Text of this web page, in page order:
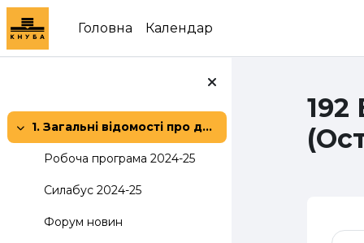
Перейти до головного вмісту
Головна
Календар
Згорнути
1. Загальні відомості про дисципліну:
Робоча програма 2024-25
Силабус 2024-25
Форум новин
192